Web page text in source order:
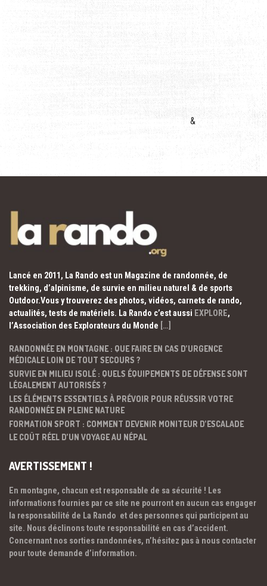
&
Lancé en 2011, La Rando est un Magazine de randonnée, de
trekking, d’alpinisme, de survie en milieu naturel & de sports
Outdoor.Vous y trouverez des photos, vidéos, carnets de rando,
actualités, tests de matériels. La Rando c’est aussi EXPLORE,
l’Association des Explorateurs du Monde […]
RANDONNÉE EN MONTAGNE : QUE FAIRE EN CAS D’URGENCE
MÉDICALE LOIN DE TOUT SECOURS ?
SURVIE EN MILIEU ISOLÉ : QUELS ÉQUIPEMENTS DE DÉFENSE SONT
LÉGALEMENT AUTORISÉS ?
LES ÉLÉMENTS ESSENTIELS À PRÉVOIR POUR RÉUSSIR VOTRE
RANDONNÉE EN PLEINE NATURE
FORMATION SPORT : COMMENT DEVENIR MONITEUR D’ESCALADE
LE COÛT RÉEL D’UN VOYAGE AU NÉPAL
AVERTISSEMENT !
En montagne, chacun est responsable de sa sécurité ! Les
informations fournies par ce site ne pourront en aucun cas engager
la responsabilité de La Rando et des personnes qui participent au
site. Nous déclinons toute responsabilité en cas d’accident.
Concernant nos sorties randonnées, n’hésitez pas à nous contacter
pour toute demande d’information.